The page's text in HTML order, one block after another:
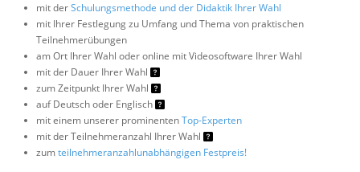
mit derSchulungsmethode und der Didaktik Ihrer Wahl
mit Ihrer Festlegung zu Umfang und Thema von praktischen
Teilnehmerübungen
am Ort Ihrer Wahl oder online mit Videosoftware Ihrer Wahl
mit der Dauer Ihrer Wahl
zum Zeitpunkt Ihrer Wahl
auf Deutsch oder Englisch
mit einem unserer prominentenTop-Experten
mit der Teilnehmeranzahl Ihrer Wahl
zumteilnehmeranzahlunabhängigen Festpreis!